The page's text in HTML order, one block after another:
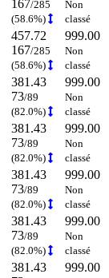
167/285
(58.6%)
Non
classé
457.72
167/285
(58.6%)
999.00
Non
classé
381.43
73/89
(82.0%)
999.00
Non
classé
381.43
73/89
(82.0%)
999.00
Non
classé
381.43
73/89
(82.0%)
999.00
Non
classé
381.43
73/89
(82.0%)
999.00
Non
classé
381.43
999.00